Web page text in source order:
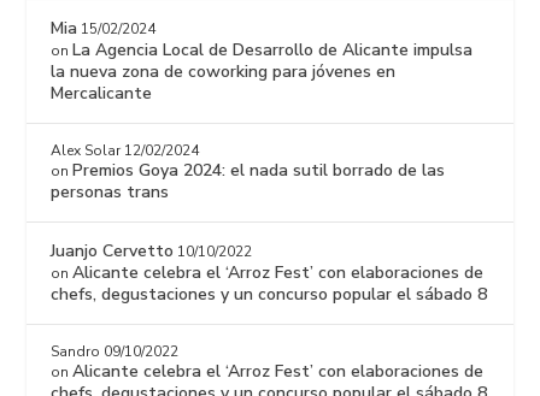
Mia 15/02/2024
onLa Agencia Local de Desarrollo de Alicante impulsa
la nueva zona de coworking para jóvenes en
Mercalicante
Alex Solar 12/02/2024
onPremios Goya 2024: el nada sutil borrado de las
personas trans
Juanjo Cervetto 10/10/2022
onAlicante celebra el ‘Arroz Fest’ con elaboraciones de
chefs, degustaciones y un concurso popular el sábado 8
Sandro 09/10/2022
onAlicante celebra el ‘Arroz Fest’ con elaboraciones de